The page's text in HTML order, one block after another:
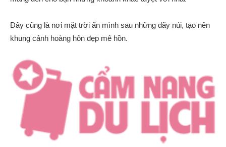
Đây cũng là nơi mặt trời ẩn mình sau những dãy núi, tạo nên
khung cảnh hoàng hôn đẹp mê hồn.